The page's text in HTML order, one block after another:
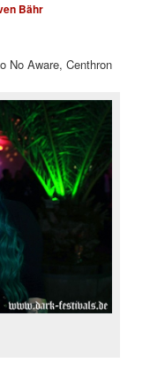
Bähr
No Aware, Centhron